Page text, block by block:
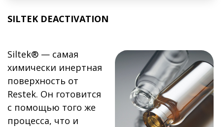
SILTEK DEACTIVATION
Siltek® — самая
химически инертная
поверхность от
Restek. Он готовится
с помощью того же
процесса, что и